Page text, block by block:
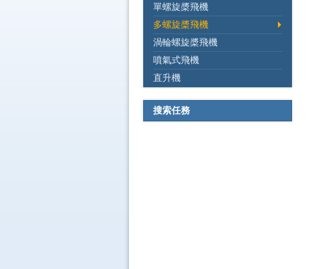
單螺旋槳飛機
多螺旋槳飛機
渦輪螺旋槳飛機
噴氣式飛機
直升機
搜索任務